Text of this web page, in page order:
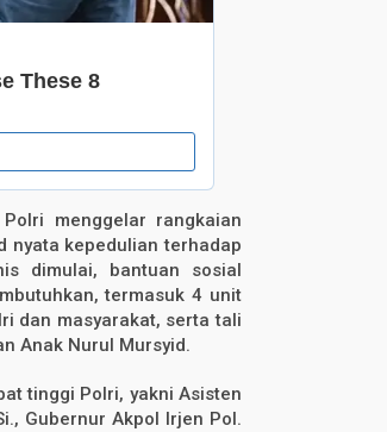
menggelar rangkaian
nyata kepedulian terhadap
dimulai, bantuan sosial
termasuk 4 unit
dan masyarakat, serta tali
Anak Nurul Mursyid.
tinggi Polri, yakni Asisten
Gubernur Akpol Irjen Pol.